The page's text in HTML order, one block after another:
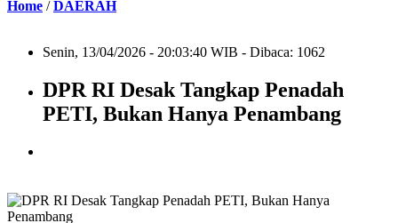
Home /DAERAH
Senin, 13/04/2026 - 20:03:40 WIB - Dibaca: 1062
DPR RI Desak Tangkap Penadah
PETI, Bukan Hanya Penambang